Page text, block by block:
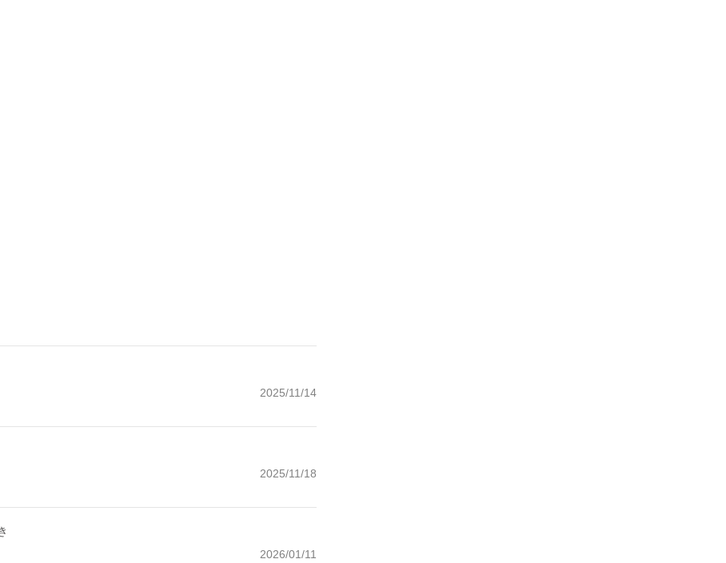
2025/11/14
2025/11/18
2026/01/11